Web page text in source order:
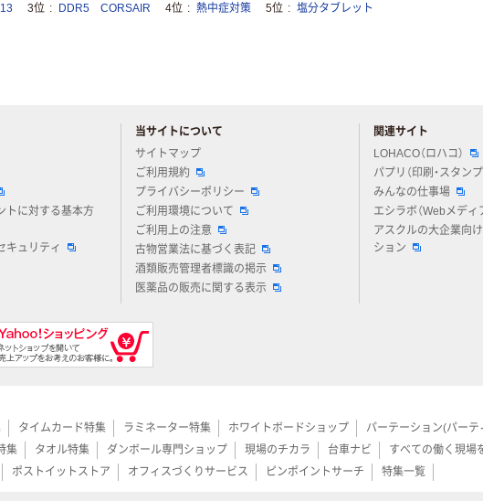
3位 DDR5 CORSAIR 4位 熱中症対策 5位 塩分タブレット
トに対する基本方
キュリティ
当サイトについて
サイトマップ
ご利用規約
プライバシーポリシー
ご利用環境について
ご利用上の注意
古物営業法に基づく表記
酒類販売管理者標識の掲示
医薬品の販売に関する表示
関連サイト
LOHACO（ロハコ）
パプリ（印刷・スタンプ
みんなの仕事場
エシラボ（Webメディ
アスクルの大企業向
ション
タイムカード特集 ラミネーター特集 ホワイトボードショップ パーテーション(パー
集 タオル特集 ダンボール専門ショップ 現場のチカラ 台車ナビ すべての働く現場
ポストイットストア オフィスづくりサービス ピンポイントサーチ 特集一覧